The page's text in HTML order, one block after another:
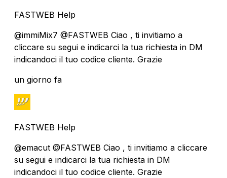
FASTWEB Help
@immiMix7 @FASTWEB Ciao , ti invitiamo a
cliccare su segui e indicarci la tua richiesta in DM
indicandoci il tuo codice cliente. Grazie
un giorno fa
FASTWEB Help
@emacut @FASTWEB Ciao , ti invitiamo a cliccare
su segui e indicarci la tua richiesta in DM
indicandoci il tuo codice cliente. Grazie